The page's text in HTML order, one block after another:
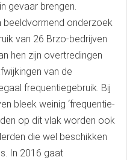
gevaar brengen.
beeldvormend onderzoek
van 26 Brzo-bedrijven
hen zijn overtredingen
van de
frequentiegebruik. Bij
bleek weinig ‘frequentie-
op dit vlak worden ook
die wel beschikken
In 2016 gaat